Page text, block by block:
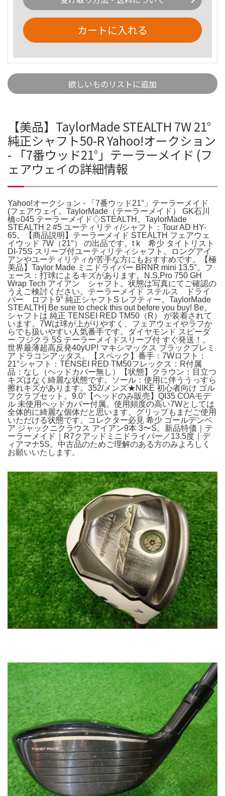
カートに入れる
欲しいものリストに追加
【美品】TaylorMade STEALTH 7W 21°
純正シャフト50-R Yahoo!オークション
- 「7番ウッド21°」テーラーメイド (フ
ェアウェイの詳細情報
Yahoo!オークション - 「7番ウッド21°」テーラーメイド
(フェアウェイ。TaylorMade（テーラーメイド） GK石川
橋○045 テーラーメイド◇STEALTH。TaylorMade
STEALTH 2 #5 ユーティリティ/シャフト：Tour AD HY-
65。【商品説明】テーラーメイド STEALTH フェアウェ
イウッド 7W（21°） の出品です。t k 希少 タイトリスト
DI-75S スリーブ付ユーティリティシャフト。ロングアイ
アンやユーティリティが苦手な方にもおすすめです。【極
美品】Taylor Made ミニドライバー BRNR mini 13.5°。フ
ェース：打球によるキズがあります。N.S.Pro 750 GH
Wrap Tech アイアン シャフト。状態は写真にてご確認の
うえご検討ください。テーラーメイド ステルス ドライ
バー ロフト9° 純正シャフトS レフティー。TaylorMade
STEALTH] Be sure to check this out before you buy! Be。
シャフトは 純正 TENSEI RED TM50（R） が装着されて
います。7Wは球が上がりやすく、フェアウェイやラフか
らでも扱いやすい人気番手です。ダイヤモンド スピーダ
ー フジクラ 5S テーラーメイドスリーブ付 すぐ発送！。
世界最薄超高反発40yUP! マキシマックス ブラックプレミ
ア ドラコンアッタス。【スペック】番手：7Wロフト：
21°シャフト：TENSEI RED TM50フレックス：R付属
品：なし（ヘッドカバー無し）【状態】クラウン：目立つ
キズはなく綺麗な状態です。ソール：使用に伴ううっすら
擦れキズがあります。352/メンズ★NIKE 初心者向け ゴル
フクラブセット。9.0°【ヘッドのみ販売】QI35 COAモデ
ル 未使用ヘッドカバー付属。使用頻度の高い7Wとしては
全体的に綺麗な個体だと思います。グリップもまだご使用
いただける状態です。コレクター必見 希少 ゴールデンベ
ア ジャックニクラウス アイアン9本 3〜S。新品特価｜テ
ーラーメイド｜R7クアッドミニドライバー／13.5度｜デ
ィアマナ5S。中古品のためご理解のある方のみよろしく
お願いいたします。